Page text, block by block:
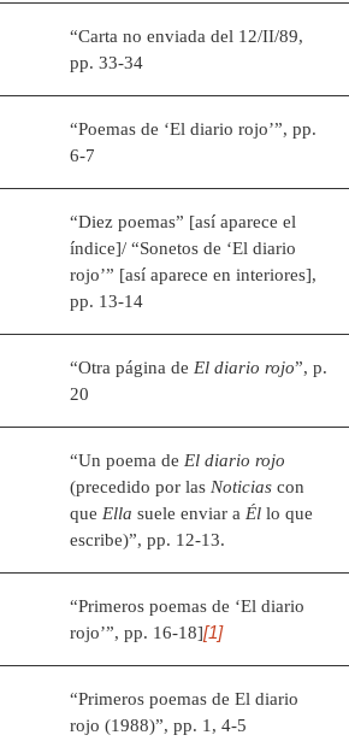
“Carta no enviada del 12/II/89,
pp. 33-34
“Poemas de ‘El diario rojo’”, pp.
6-7
“Diez poemas” [así aparece el
índice]/ “Sonetos de ‘El diario
rojo’” [así aparece en interiores],
pp. 13-14
“Otra página de El diario rojo”, p.
20
“Un poema de El diario rojo
(precedido por las Noticias con
que Ella suele enviar a Él lo que
escribe)”, pp. 12-13.
“Primeros poemas de ‘El diario
rojo’”, pp. 16-18][1]
“Primeros poemas de El diario
rojo (1988)”, pp. 1, 4-5